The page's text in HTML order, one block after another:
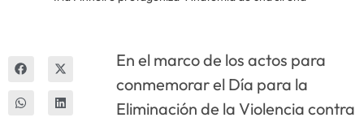
En el marco de los actos para
conmemorar el Día para la
Eliminación de la Violencia contra